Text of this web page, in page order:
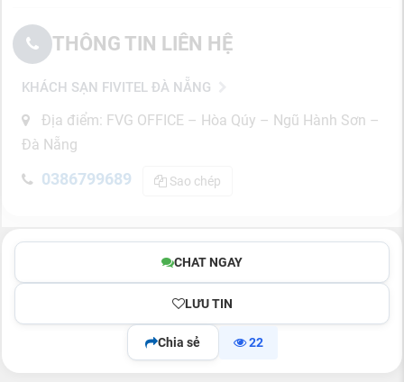
THÔNG TIN LIÊN HỆ
KHÁCH SẠN FIVITEL ĐÀ NẴNG
Địa điểm: FVG OFFICE – Hòa Qúy – Ngũ Hành Sơn –
Đà Nẵng
0386799689 Sao chép
CHAT NGAY
LƯU TIN
Chia sẻ 22